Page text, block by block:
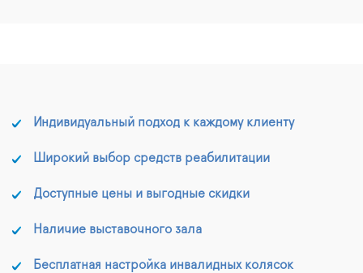
Индивидуальный подход к каждому клиенту
Широкий выбор средств реабилитации
Доступные цены и выгодные скидки
Наличие выставочного зала
Бесплатная настройка инвалидных колясок